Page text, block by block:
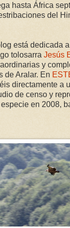
hasta África
del
está dedicada
tolosarra Jesús
y
de Aralar. En
directamente a
de censo y
en 2008,